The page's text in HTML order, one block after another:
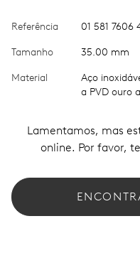
Referência 01 581 7606
Tamanho 35.00 mm
Material
Aço
a PVD ouro
Lamentamos, mas
online. Por favor,